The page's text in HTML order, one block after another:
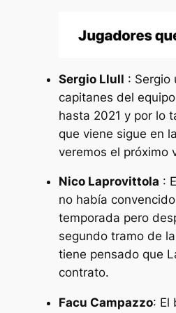
Sergio Llull : Sergio
capitanes del
hasta 2021 y por lo
que viene sigue en
veremos el próximo
Nico Laprovittola :
no había
temporada pero
segundo tramo de
tiene pensado que
contrato.
Facu Campazzo: El